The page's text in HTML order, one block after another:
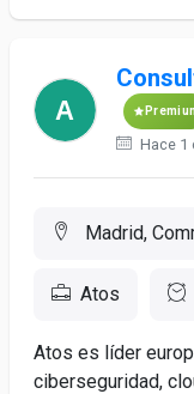
Hace 1
Madrid,
Atos
Atos es líder
ciberseguridad,